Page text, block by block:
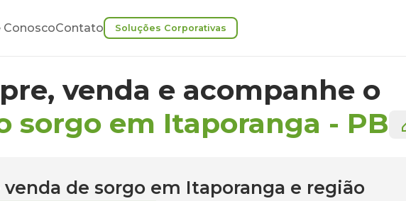
ConoscoContato Soluções Corporativas
venda e acompanhe o
sorgo em Itaporanga - PB
de sorgo em Itaporanga e região